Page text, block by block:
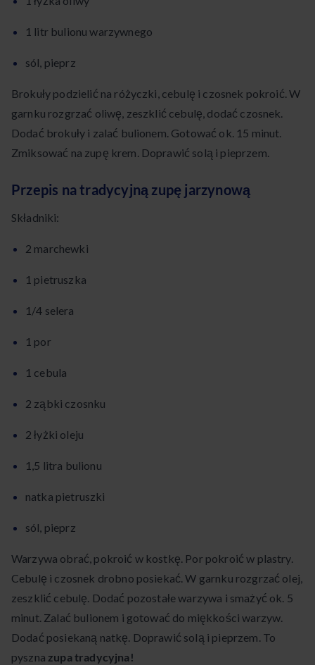
1 litr bulionu warzywnego
sól, pieprz
Brokuły podzielić na różyczki, cebulę i czosnek pokroić. W
garnku rozgrzać oliwę, zeszklić cebulę, dodać czosnek.
Dodać brokuły i zalać bulionem. Gotować ok. 15 minut.
Zmiksować na zupę krem. Doprawić solą i pieprzem.
Przepis na tradycyjną zupę jarzynową
Składniki:
2 marchewki
1 pietruszka
1/4 selera
1 por
1 cebula
2 ząbki czosnku
2 łyżki oleju
1,5 litra bulionu
natka pietruszki
sól, pieprz
Warzywa obrać, pokroić w kostkę. Por pokroić w plastry.
Cebulę i czosnek drobno posiekać. W garnku rozgrzać olej,
zeszklić cebulę. Dodać pozostałe warzywa i smażyć ok. 5
minut. Zalać bulionem i gotować do miękkości warzyw.
Dodać posiekaną natkę. Doprawić solą i pieprzem. To
pyszna zupa tradycyjna!